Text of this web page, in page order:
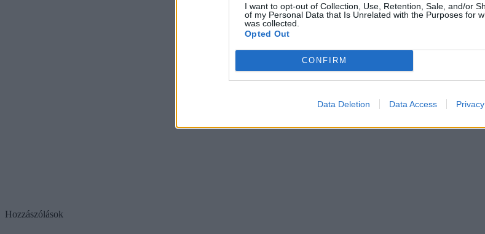
I want to opt-out of Collection, Use, Retention, Sale, and/or
of my Personal Data that Is Unrelated with the Purposes for
was collected.
Opted Out
CONFIRM
Data Deletion Data Access
Hozzászólások